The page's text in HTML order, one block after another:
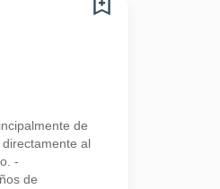
de
al
-
de